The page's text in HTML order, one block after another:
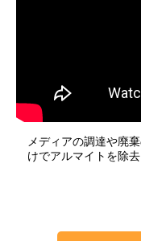
メディアの調達や廃
けでアルマイトを除去